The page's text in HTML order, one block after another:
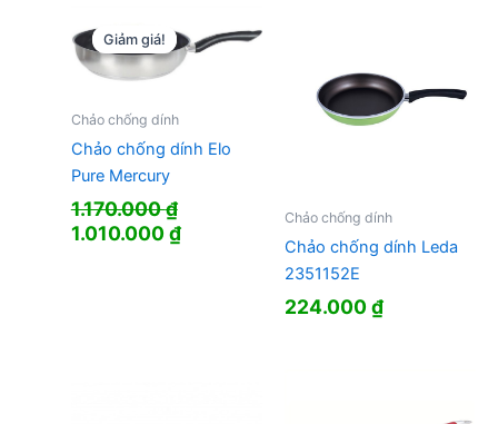
Giảm giá!
Giảm giá!
Chảo chống dính
Chảo chống dính Elo
Pure Mercury
1.170.000₫
Giá
1.010.000₫Giá
Chảo chống dính
Chảo chống dính Leda
2351152E
224.000₫